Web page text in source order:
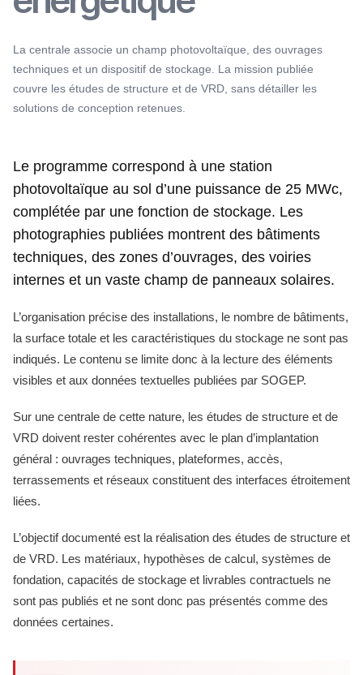
La centrale associe un champ photovoltaïque, des ouvrages
techniques et un dispositif de stockage. La mission publiée
couvre les études de structure et de VRD, sans détailler les
solutions de conception retenues.
Le programme correspond à une station
photovoltaïque au sol d’une puissance de 25 MWc,
complétée par une fonction de stockage. Les
photographies publiées montrent des bâtiments
techniques, des zones d’ouvrages, des voiries
internes et un vaste champ de panneaux solaires.
L’organisation précise des installations, le nombre de bâtiments,
la surface totale et les caractéristiques du stockage ne sont pas
indiqués. Le contenu se limite donc à la lecture des éléments
visibles et aux données textuelles publiées par SOGEP.
Sur une centrale de cette nature, les études de structure et de
VRD doivent rester cohérentes avec le plan d’implantation
général : ouvrages techniques, plateformes, accès,
terrassements et réseaux constituent des interfaces étroitement
liées.
L’objectif documenté est la réalisation des études de structure et
de VRD. Les matériaux, hypothèses de calcul, systèmes de
fondation, capacités de stockage et livrables contractuels ne
sont pas publiés et ne sont donc pas présentés comme des
données certaines.